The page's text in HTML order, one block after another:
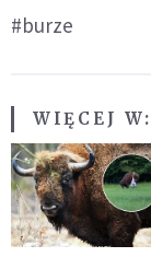
#burze
WIĘCEJ W: